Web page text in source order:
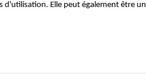
Elle peut également être